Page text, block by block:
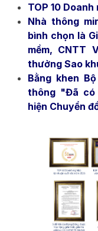
TOP 10
Nhà thông
bình chọn là
mềm, CNTT
thưởng Sao
Bằng khen
thông "Đã
hiện Chuyển